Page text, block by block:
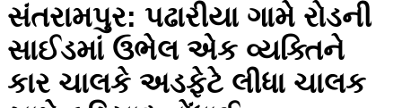
સંતરામપુર: પઢારીયા ગામે રોડની
સાઈડમાં ઉભેલ એક વ્યક્તિને
કાર ચાલકે અડફેટે લીધા ચાલક